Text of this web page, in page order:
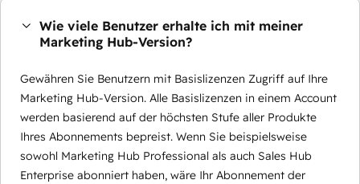
Wie viele Benutzer erhalte ich mit meiner
Marketing Hub-Version?
Gewähren Sie Benutzern mit Basislizenzen Zugriff auf Ihre
Marketing Hub-Version. Alle Basislizenzen in einem Account
werden basierend auf der höchsten Stufe aller Produkte
Ihres Abonnements bepreist. Wenn Sie beispielsweise
sowohl Marketing Hub Professional als auch Sales Hub
Enterprise abonniert haben, wäre Ihr Abonnement der